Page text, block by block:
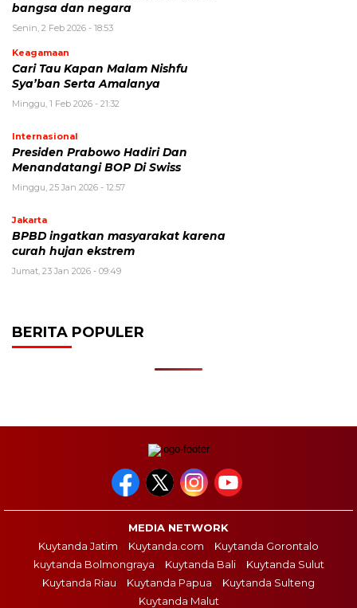
bangsa dan negara
Senin, 2 Feb 2026 - 18:53
Keagamaan
Cari Tau Kapan Malam Nishfu
Sya’ban Serta Amalanya
Minggu, 1 Feb 2026 - 21:32
Internasional
Presiden Prabowo Hadiri Dan
Menandatangi BOP Di Swiss
Minggu, 25 Jan 2026 - 12:57
Jakarta
BPBD ingatkan masyarakat karena
curah hujan ekstrem
Jumat, 23 Jan 2026 - 09:49
BERITA POPULER
MEDIA NETWORK
Kuytanda Jatim
Kuytanda.com
Kuytanda Gorontalo
kuytanda Bolmongraya
Kuytanda Bali
Kuytanda Sulut
Kuytanda Riau
Kuytanda Papua
Kuytanda Sulteng
Kuytanda Malut